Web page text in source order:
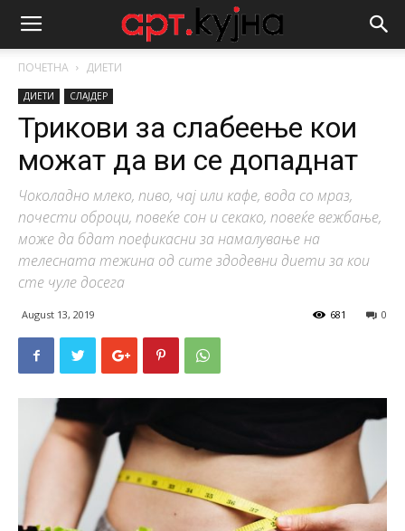
ПОЧЕТНА ДИЕТИ
ДИЕТИ СЛАЈДЕР
Трикови за слабеење кои
можат да ви се допаднат
Чоколадно млеко, пиво, чај или кафе, вода со мраз,
почести оброци, повеќе сон и секако, повеќе вежбање,
може да бдат поефикасни за намалување на
телесната тежина од сите здодевни диети за кои
сте чуле досега
August 13, 2019 0
681